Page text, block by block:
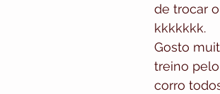
de trocar
kkkkkkk.
Gosto
treino
corro